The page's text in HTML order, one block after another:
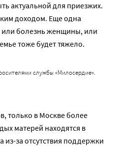
актуальной для приезжих.
доходом. Еще одна
или болезнь женщины, или
тоже будет тяжело.
службы «Милосердие».
только в Москве более
матерей находятся в
из-за отсутствия поддержки